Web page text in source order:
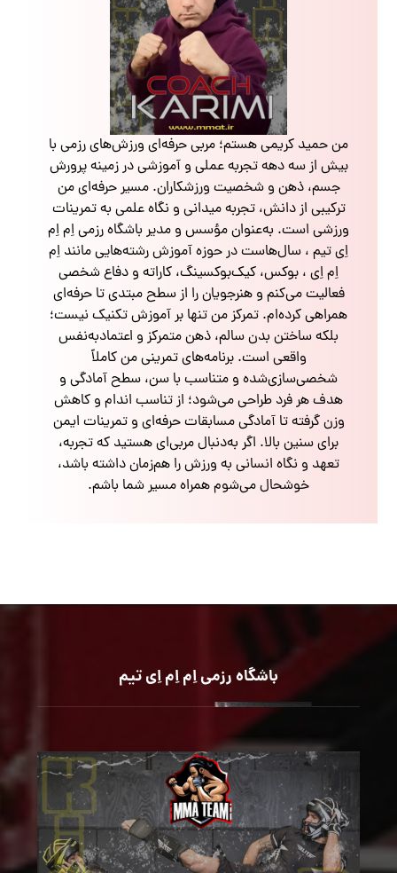
من حمید کریمی هستم؛ مربی حرفه‌ای ورزش‌های رزمی با
بیش از سه دهه تجربه عملی و آموزشی در زمینه پرورش
جسم، ذهن و شخصیت ورزشکاران. مسیر حرفه‌ای من
ترکیبی از دانش، تجربه میدانی و نگاه علمی به تمرینات
ورزشی است. به‌عنوان مؤسس و مدیر باشگاه رزمی اِم اِم
اِی تیم ، سال‌هاست در حوزه آموزش رشته‌هایی مانند اِم
اِم اِی ، بوکس، کیک‌بوکسینگ، کاراته و دفاع شخصی
فعالیت می‌کنم و هنرجویان را از سطح مبتدی تا حرفه‌ای
همراهی کرده‌ام. تمرکز من تنها بر آموزش تکنیک نیست؛
بلکه ساختن بدن سالم، ذهن متمرکز و اعتمادبه‌نفس
واقعی است. برنامه‌های تمرینی من کاملاً
شخصی‌سازی‌شده و متناسب با سن، سطح آمادگی و
هدف هر فرد طراحی می‌شود؛ از تناسب اندام و کاهش
وزن گرفته تا آمادگی مسابقات حرفه‌ای و تمرینات ایمن
برای سنین بالا. اگر به‌دنبال مربی‌ای هستید که تجربه،
تعهد و نگاه انسانی به ورزش را هم‌زمان داشته باشد،
خوشحال می‌شوم همراه مسیر شما باشم.
باشگاه رزمی اِم اِم اِی تیم